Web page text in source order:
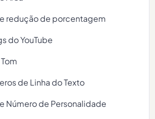
redução de porcentagem
do YouTube
de Linha do Texto
Número de Personalidade